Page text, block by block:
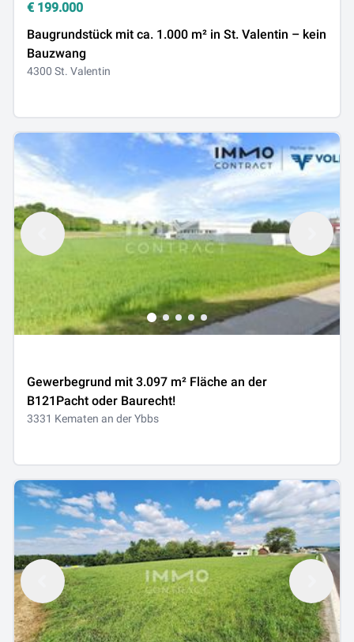
€ 199.000
Baugrundstück mit ca. 1.000 m² in St. Valentin – kein
Bauzwang
4300 St. Valentin
Gewerbegrund mit 3.097 m² Fläche an der
B121Pacht oder Baurecht!
3331 Kematen an der Ybbs